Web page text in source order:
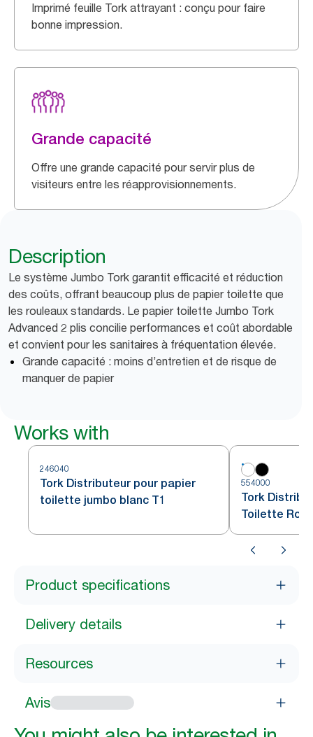
Imprimé feuille Tork attrayant : conçu pour faire
bonne impression.
Grande capacité
Offre une grande capacité pour servir plus de
visiteurs entre les réapprovisionnements.
Description
Le système Jumbo Tork garantit efficacité et réduction
des coûts, offrant beaucoup plus de papier toilette que
les rouleaux standards. Le papier toilette Jumbo Tork
Advanced 2 plis concilie performances et coût abordable
et convient pour les sanitaires à fréquentation élevée.
Grande capacité : moins d’entretien et de risque de
manquer de papier
Works with
246040
Tork Distributeur pour papier
toilette jumbo blanc T1
554000
Tork
Toilette
Product specifications
Delivery details
Resources
Avis